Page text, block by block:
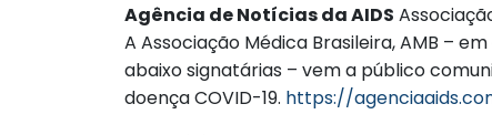
Agência de Notícias da AIDS
A Associação Médica Brasileira, AMB –
abaixo signatárias – vem a público
doença COVID-19. https://